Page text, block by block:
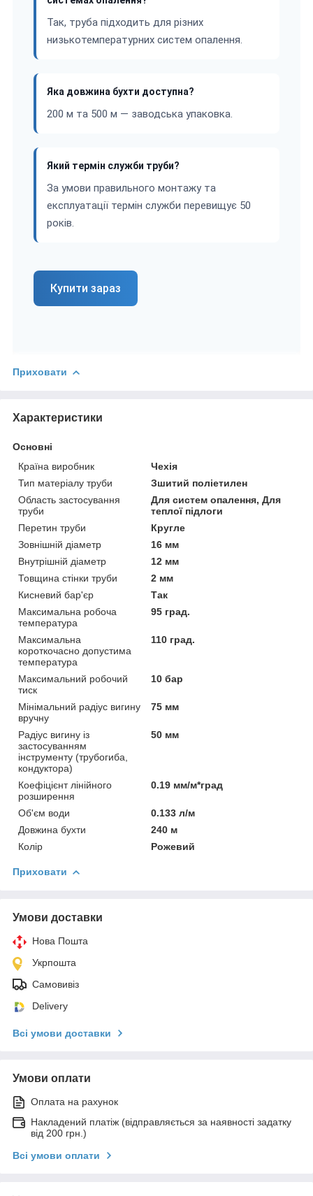
Так, труба підходить для різних
низькотемпературних систем опалення.
Яка довжина бухти доступна?
200 м та 500 м — заводська упаковка.
Який термін служби труби?
За умови правильного монтажу та
експлуатації термін служби перевищує 50
років.
Купити зараз
Приховати
Характеристики
Основні
Країна виробник
Чехія
Тип матеріалу труби
Зшитий поліетилен
Область застосування
труби
Для систем опалення, Для
теплої підлоги
Перетин труби
Кругле
Зовнішній діаметр
16 мм
Внутрішній діаметр
12 мм
Товщина стінки труби
2 мм
Кисневий бар'єр
Так
Максимальна робоча
температура
95 град.
Максимальна
короткочасно допустима
температура
110 град.
Максимальний робочий
тиск
10 бар
Мінімальний радіус вигину
вручну
75 мм
Радіус вигину із
застосуванням
інструменту (трубогиба,
кондуктора)
50 мм
Коефіцієнт лінійного
розширення
0.19 мм/м*град
Об'єм води
0.133 л/м
Довжина бухти
240 м
Колір
Рожевий
Приховати
Умови доставки
Нова Пошта
Укрпошта
Самовивіз
Delivery
Всі умови доставки
Умови оплати
Оплата на рахунок
Накладений платіж (відправляється за наявності задатку
від 200 грн.)
Всі умови оплати